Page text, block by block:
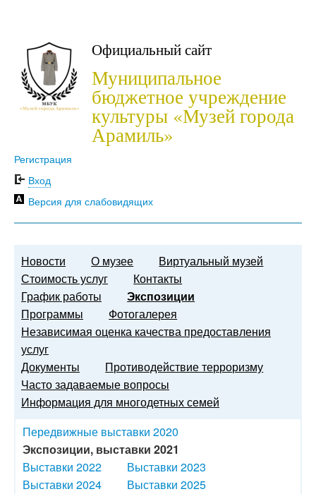
Официальный сайт
Муниципальное
бюджетное учреждение
культуры «Музей города
Арамиль»
Регистрация
Вход
Версия для слабовидящих
Новости О музее
Виртуальный музей
Стоимость услуг
Контакты
График работы
Экспозиции
Программы
Фотогалерея
Независимая оценка качества предоставления
услуг
Документы
Противодействие терроризму
Часто задаваемые вопросы
Информация для многодетных семей
Передвижные выставки 2020
Экспозиции, выставки 2021
Выставки 2022
Выставки 2023
Выставки 2024
Выставки 2025